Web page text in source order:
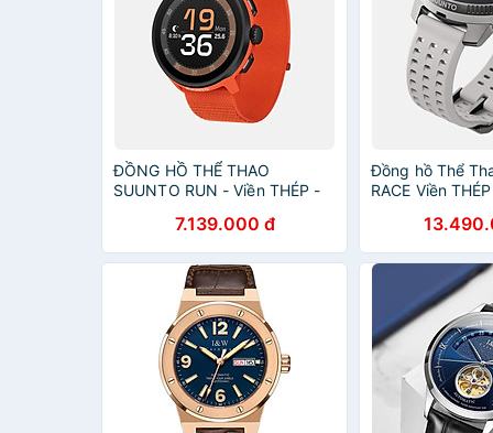
ĐỒNG HỒ THỂ THAO
SUUNTO RUN - Viền THÉP -
nhẹ - với hơn 34 môn thể thao
khác
7.139.000 đ
Đồng hồ Thể
RACE Viền
SS050930000 -
SS050931000